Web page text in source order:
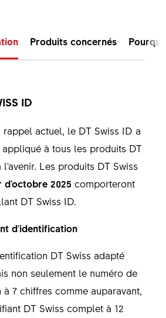
Produits concernés
ID
actuel, le DT Swiss ID a
à tous les produits DT
l'avenir. Les produits DT Swiss
d'octobre 2025 comporteront
DT Swiss ID.
d'identification
DT Swiss adapté
non seulement le numéro de
7 chiffres comme auparavant,
DT Swiss complet à 12